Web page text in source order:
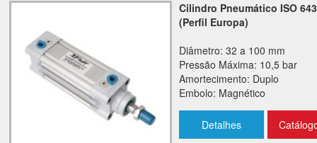
Cilindro Pneumático ISO
(Perfil Europa)
Diâmetro: 32 a 100 mm
Pressão Máxima: 10,5 bar
Amortecimento: Duplo
Embolo: Magnético
Detalhes